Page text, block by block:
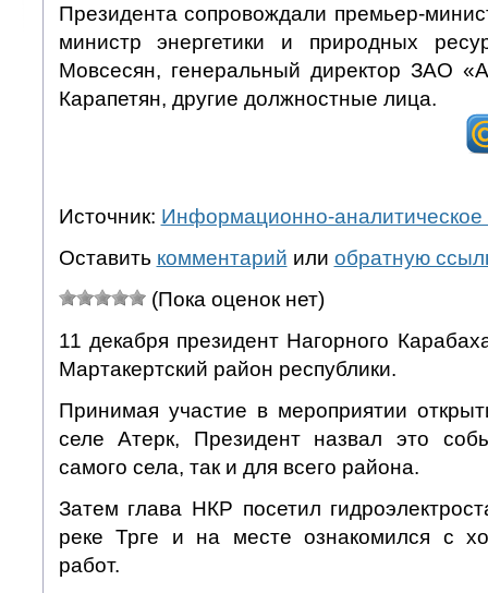
Президента сопровождали премьер-
министр энергетики и природных
Мовсесян, генеральный директор ЗАО
Карапетян, другие должностные лица.
Источник: Информационно-аналитическое
Оставить комментарий или обратную
(Пока оценок нет)
11 декабря президент Нагорного
Мартакертский район республики.
Принимая участие в мероприятии
селе Атерк, Президент назвал это
самого села, так и для всего района.
Затем глава НКР посетил
реке Трге и на месте ознакомился с
работ.